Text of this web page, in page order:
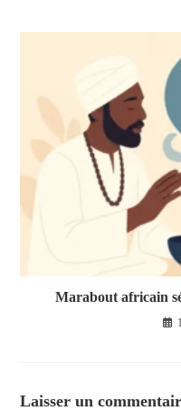
Marabout africain
Laisser un